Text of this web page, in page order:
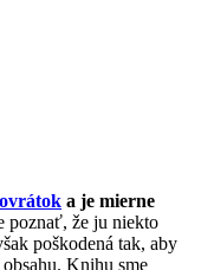
a je mierne
poznať, že ju niekto
poškodená tak, aby
Knihu sme